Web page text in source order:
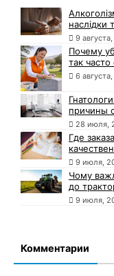
наслідки
9
Почему
так
6
причины
28 июля,
Где
9 июля,
Чому
до
9 июля,
Комментарии